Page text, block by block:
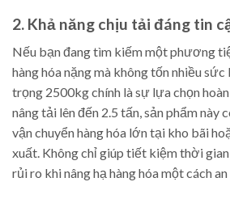
2. Khả năng chịu tải đáng tin
Nếu bạn đang tìm kiếm một phương
hàng hóa nặng mà không tốn nhiều
trọng 2500kg chính là sự lựa chọn
nâng tải lên đến 2.5 tấn, sản phẩm này
vận chuyển hàng hóa lớn tại kho bãi
xuất. Không chỉ giúp tiết kiệm thời
rủi ro khi nâng hạ hàng hóa một cách